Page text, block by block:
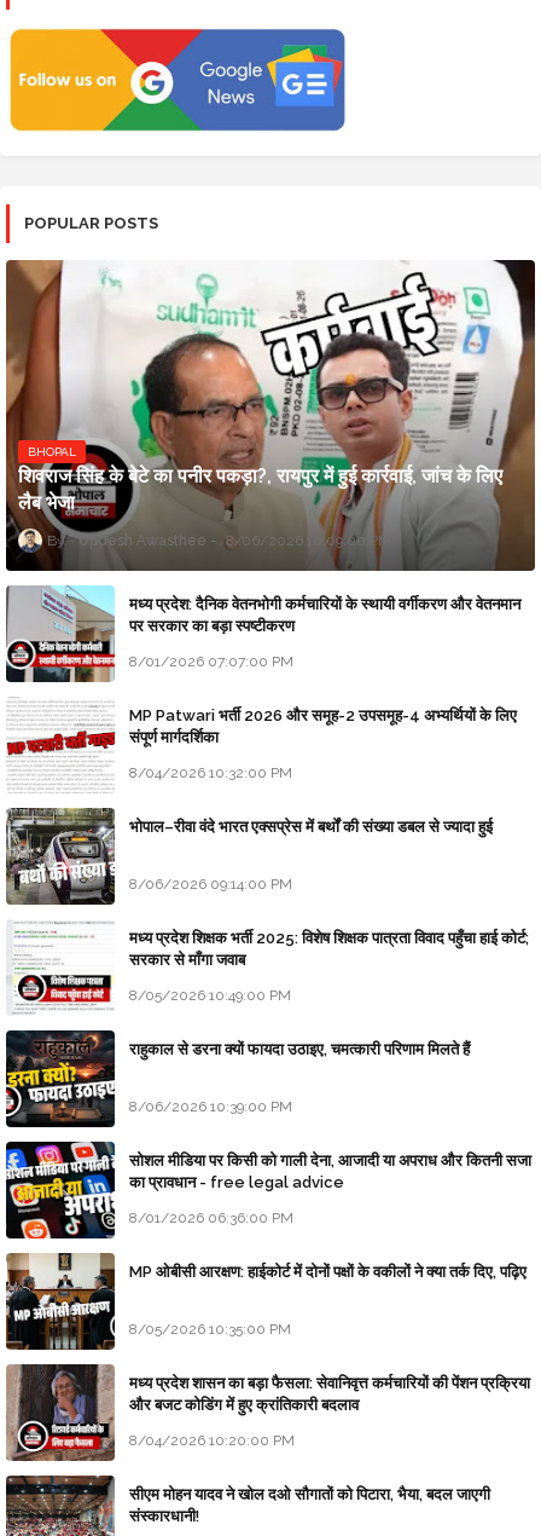
POPULAR POSTS
BHOPAL
शिवराज सिंह के बेटे का पनीर पकड़ा?, रायपुर में हुई कार्रवाई, जांच के लिए
लैब भेजा
Updesh Awasthee 8/06/2026 10:09:00 PM
मध्य प्रदेश: दैनिक वेतनभोगी कर्मचारियों के स्थायी वर्गीकरण और वेतनमान
पर सरकार का बड़ा स्पष्टीकरण
8/01/2026 07:07:00 PM
MP Patwari भर्ती 2026 और समूह-2 उपसमूह-4 अभ्यर्थियों के लिए
संपूर्ण मार्गदर्शिका
8/04/2026 10:32:00 PM
भोपाल–रीवा वंदे भारत एक्सप्रेस में बर्थों की संख्या डबल से ज्यादा हुई
8/06/2026 09:14:00 PM
मध्य प्रदेश शिक्षक भर्ती 2025: विशेष शिक्षक पात्रता विवाद पहुँचा हाई कोर्ट;
सरकार से माँगा जवाब
8/05/2026 10:49:00 PM
राहुकाल से डरना क्यों फायदा उठाइए, चमत्कारी परिणाम मिलते हैं
8/06/2026 10:39:00 PM
सोशल मीडिया पर किसी को गाली देना, आजादी या अपराध और कितनी सजा
का प्रावधान - free legal advice
8/01/2026 06:36:00 PM
MP ओबीसी आरक्षण: हाईकोर्ट में दोनों पक्षों के वकीलों ने क्या तर्क दिए, पढ़िए
8/05/2026 10:35:00 PM
मध्य प्रदेश शासन का बड़ा फैसला: सेवानिवृत्त कर्मचारियों की पेंशन प्रक्रिया
और बजट कोडिंग में हुए क्रांतिकारी बदलाव
8/04/2026 10:20:00 PM
सीएम मोहन यादव ने खोल दओ सौगातों को पिटारा, भैया, बदल जाएगी
संस्कारधानी!